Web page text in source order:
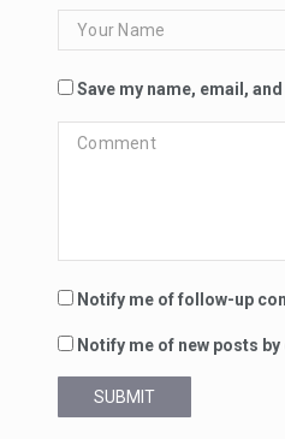
Save my name, email,
Notify me of follow-up
Notify me of new posts by
SUBMIT